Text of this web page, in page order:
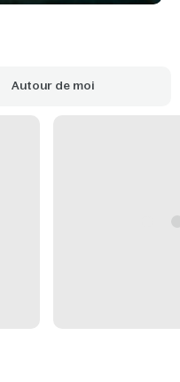
Autour de moi